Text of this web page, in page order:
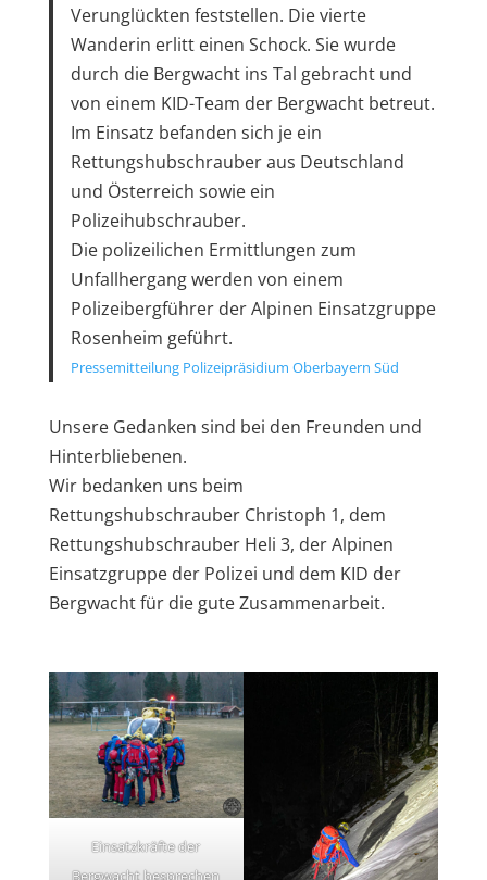
Verunglückten feststellen. Die vierte
Wanderin erlitt einen Schock. Sie wurde
durch die Bergwacht ins Tal gebracht und
von einem KID-Team der Bergwacht betreut.
Im Einsatz befanden sich je ein
Rettungshubschrauber aus Deutschland
und Österreich sowie ein
Polizeihubschrauber.
Die polizeilichen Ermittlungen zum
Unfallhergang werden von einem
Polizeibergführer der Alpinen Einsatzgruppe
Rosenheim geführt.
Pressemitteilung Polizeipräsidium Oberbayern Süd
Unsere Gedanken sind bei den Freunden und
Hinterbliebenen.
Wir bedanken uns beim
Rettungshubschrauber Christoph 1, dem
Rettungshubschrauber Heli 3, der Alpinen
Einsatzgruppe der Polizei und dem KID der
Bergwacht für die gute Zusammenarbeit.
Einsatzkräfte der
Bergwacht besprechen